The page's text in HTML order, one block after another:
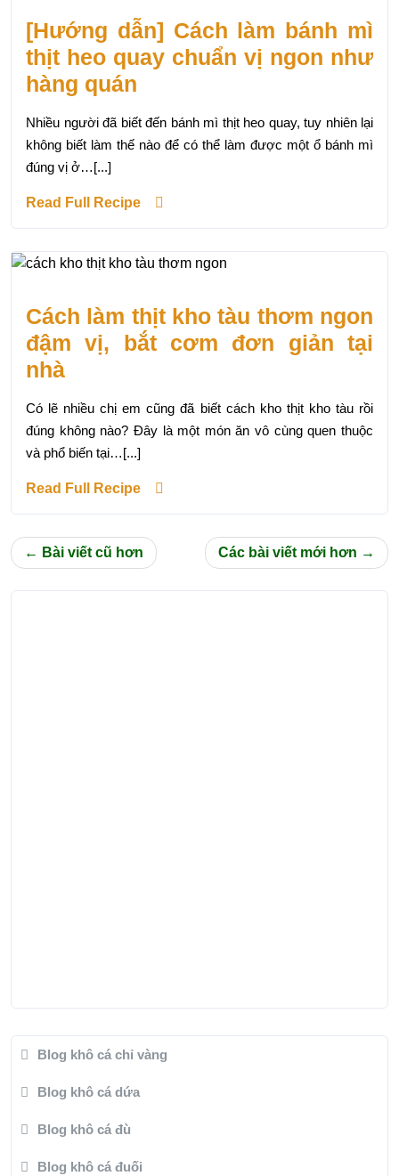
[Hướng dẫn] Cách làm bánh mì
thịt heo quay chuẩn vị ngon như
hàng quán
Nhiều người đã biết đến bánh mì thịt heo quay, tuy nhiên lại
không biết làm thế nào để có thể làm được một ổ bánh mì
đúng vị ở…[...]
Read Full Recipe
Cách làm thịt kho tàu thơm ngon
đậm vị, bắt cơm đơn giản tại
nhà
Có lẽ nhiều chị em cũng đã biết cách kho thịt kho tàu rồi
đúng không nào? Đây là một món ăn vô cùng quen thuộc
và phổ biến tại…[...]
Read Full Recipe
Điều
hướng
Bài viết cũ hơn Các bài viết mới hơn
Blog khô cá chỉ vàng
Blog khô cá dứa
Blog khô cá đù
Blog khô cá đuối